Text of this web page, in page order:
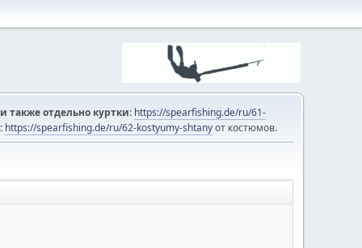
также отдельно куртки: https://spearfishing.de/ru/61-
https://spearfishing.de/ru/62-kostyumy-shtanyот костюмов.